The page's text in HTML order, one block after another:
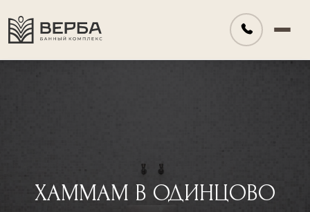
Гостиница
ХАММАМ В ОДИНЦОВО